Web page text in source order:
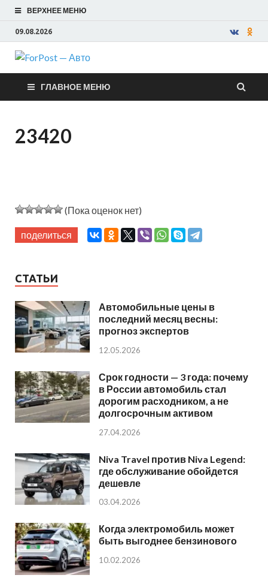
ВЕРХНЕЕ МЕНЮ
09.08.2026
ForPost —
Авто
ГЛАВНОЕ МЕНЮ
23420
(Пока оценок нет)
поделиться
СТАТЬИ
Автомобильные цены в
последний месяц весны:
прогноз экспертов
12.05.2026
Срок годности — 3 года: почему
в России автомобиль стал
дорогим расходником, а не
долгосрочным активом
27.04.2026
Niva Travel против Niva Legend:
где обслуживание обойдется
дешевле
03.04.2026
Когда электромобиль может
быть выгоднее бензинового
10.02.2026